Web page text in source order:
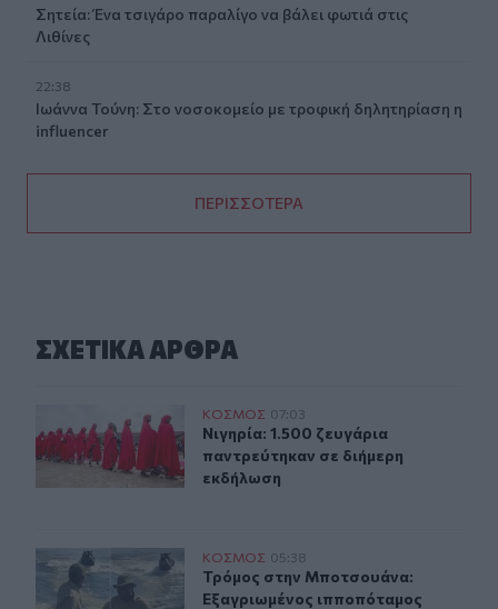
Σητεία: Ένα τσιγάρο παραλίγο να βάλει φωτιά στις
Λιθίνες
22:38
Ιωάννα Τούνη: Στο νοσοκομείο με τροφική δηλητηρίαση η
influencer
ΠΕΡΙΣΣΟΤΕΡΑ
ΣΧΕΤΙΚA AΡΘΡΑ
Νιγηρία: 1.500 ζευγάρια παντρεύτηκαν σε διήμερη
ΚΟΣΜΟΣ 07:03
Νιγηρία: 1.500 ζευγάρια
Νιγηρία: 1.500 ζευγάρια
παντρεύτηκαν σε διήμερη
εκδήλωση
Τρόμος στην Μποτσουάνα: Εξαγριωμένος ιπποπόταμος
ΚΟΣΜΟΣ 05:38
Τρόμος στην Μποτσουάνα:
Τρόμος στην Μποτσουάνα:
Εξαγριωμένος ιπποπόταμος